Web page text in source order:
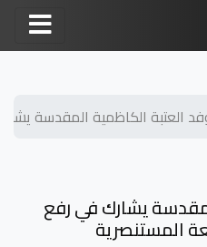
العتبة الكاظمية المقدسة
يشارك في رفع
المستنصرية